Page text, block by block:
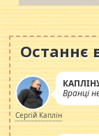
Останнє
Вранці
Сергій Каплін